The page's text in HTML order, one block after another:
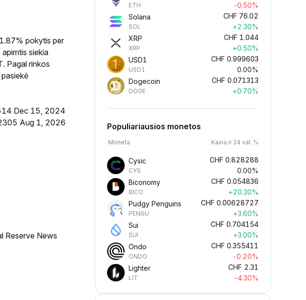
pokytis per
siekia
Pagal rinkos
Dec 15, 2024
Aug 1, 2026
Reserve News
ETH
-0.50%
Solana
SOL
CHF 76.02
+2.30%
XRP
XRP
CHF 1.044
+0.50%
USD1
USD1
CHF 0.999603
0.00%
Dogecoin
DOGE
CHF 0.071313
+0.70%
Populiariausios monetos
Moneta Kaina ir 24 val. %
Cysic
CYS
CHF 0.828288
0.00%
Biconomy
BICO
CHF 0.054836
+20.30%
Pudgy Penguins
PENGU
CHF 0.00628727
+3.60%
Sui
SUI
CHF 0.704154
+3.00%
Ondo
ONDO
CHF 0.355411
-0.20%
Lighter
LIT
CHF 2.31
-4.30%